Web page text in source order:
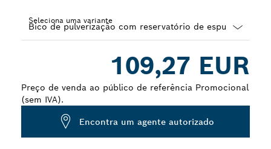
Seleciona uma variante
109,27 EUR
Preço de venda ao público de referência Promocional
(sem IVA).
Encontra um agente autorizado